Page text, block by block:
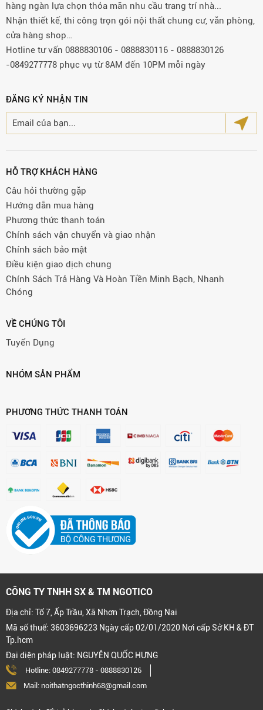
hàng ngàn lựa chọn thỏa mãn nhu cầu trang trí nhà...
Nhận thiết kế, thi công trọn gói nội thất chung cư, văn phòng,
cửa hàng shop…
Hotline tư vấn 0888830106 - 0888830116 - 0888830126
-0849277778 phục vụ từ 8AM đến 10PM mỗi ngày
ĐĂNG KÝ NHẬN TIN
HỖ TRỢ KHÁCH HÀNG
Câu hỏi thường gặp
Hướng dẫn mua hàng
Phương thức thanh toán
Chính sách vận chuyển và giao nhận
Chính sách bảo mật
Điều kiện giao dịch chung
Chính Sách Trả Hàng Và Hoàn Tiền Minh Bạch, Nhanh
Chóng
VỀ CHÚNG TÔI
Tuyển Dụng
NHÓM SẢN PHẨM
PHƯƠNG THỨC THANH TOÁN
CÔNG TY TNHH SX & TM NGOTICO
Địa chỉ: Tổ 7, Ấp Trầu, Xã Nhơn Trạch, Đồng Nai
Mã số thuế: 3603696223 Ngày cấp 02/01/2020 Nơi cấp Sở KH & ĐT
Tp.hcm
Đại diện pháp luật: NGUYỄN QUỐC HƯNG
Hotline: 0849277778 - 0888830126
Mail: noithatngocthinh68@gmail.com